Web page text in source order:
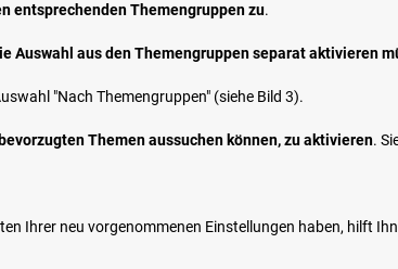
entsprechenden Themengruppen zu.
Auswahl aus den Themengruppen separat aktivieren
"Nach Themengruppen" (siehe Bild 3).
Themen aussuchen können, zu aktivieren.
Ihrer neu vorgenommenen Einstellungen haben, hilft